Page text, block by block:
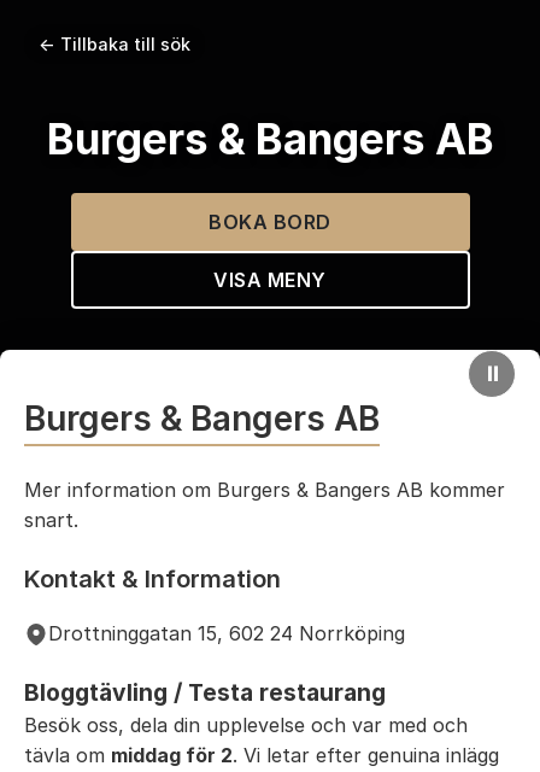
← Tillbaka till sök
Burgers & Bangers AB
BOKA BORD
VISA MENY
⏸
Burgers & Bangers AB
Mer information om Burgers & Bangers AB kommer
snart.
Kontakt & Information
Drottninggatan 15, 602 24 Norrköping
Bloggtävling / Testa restaurang
Besök oss, dela din upplevelse och var med och
tävla om middag för 2. Vi letar efter genuina inlägg